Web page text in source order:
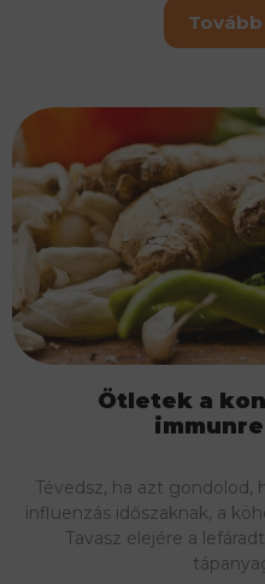
Ötletek a
Tévedsz, ha azt
influenzás időszaknak, a
Tavasz elejére a